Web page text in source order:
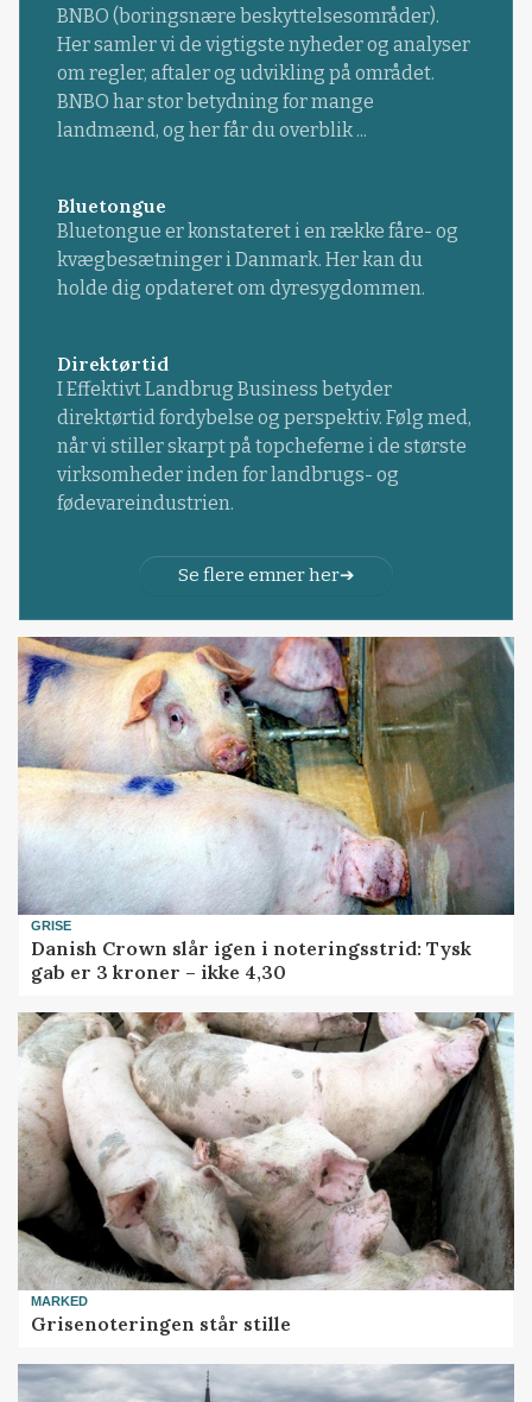
BNBO (boringsnære beskyttelsesområder).
Her samler vi de vigtigste nyheder og analyser
om regler, aftaler og udvikling på området.
BNBO har stor betydning for mange
landmænd, og her får du overblik ...
Bluetongue
Bluetongue er konstateret i en række fåre- og
kvægbesætninger i Danmark. Her kan du
holde dig opdateret om dyresygdommen.
Direktørtid
I Effektivt Landbrug Business betyder
direktørtid fordybelse og perspektiv. Følg med,
når vi stiller skarpt på topcheferne i de største
virksomheder inden for landbrugs- og
fødevareindustrien.
Se flere emner her
GRISE
Danish Crown slår igen i noteringsstrid: Tysk
gab er 3 kroner – ikke 4,30
MARKED
Grisenoteringen står stille